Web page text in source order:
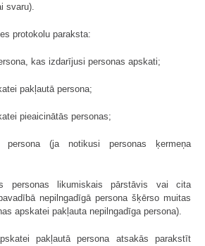
svaru).
protokolu paraksta:
kas izdarījusi personas apskati;
pakļautā persona;
pieaicinātās personas;
persona (ja notikusi personas ķermeņa
personas likumiskais pārstāvis vai cita
nepilngadīgā persona šķērso muitas
apskatei pakļauta nepilngadīga persona).
pakļautā persona atsakās parakstīt